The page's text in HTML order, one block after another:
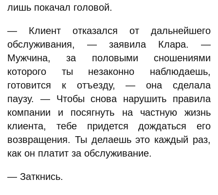
лишь покачал головой.
— Клиент отказался от дальнейшего
обслуживания, — заявила Клара. —
Мужчина, за половыми сношениями
которого ты незаконно наблюдаешь,
готовится к отъезду, — она сделала
паузу. — Чтобы снова нарушить правила
компании и посягнуть на частную жизнь
клиента, тебе придется дождаться его
возвращения. Ты делаешь это каждый раз,
как он платит за обслуживание.
— Заткнись.